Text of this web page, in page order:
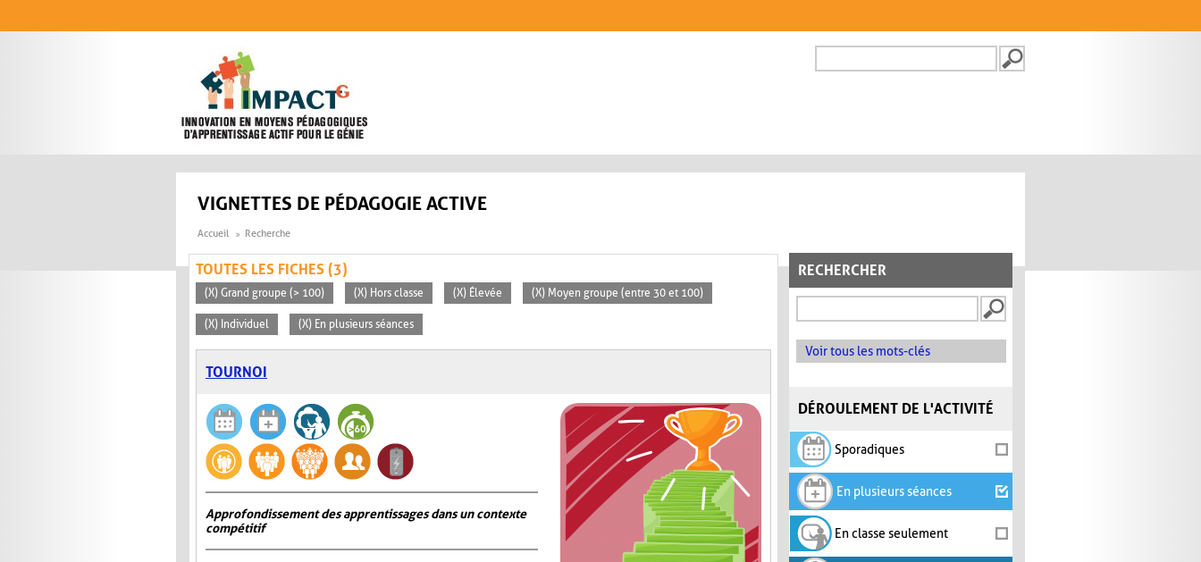
FORMULAIRE DE
VIGNETTES DE PÉDAGOGIE ACTIVE
Accueil Recherche
RECHERCHER
Voir tous les mots-clés
DÉROULEMENT DE L'ACTIVITÉ
Sporadiques
En plusieurs séances
En classe seulement
TOUTES LES FICHES (3)
(X) Grand groupe (> 100) (X) Hors classe (X) Élevée (X) Moyen groupe (entre 30 et 100)
(X) Individuel (X) En plusieurs séances
TOURNOI
Approfondissement des apprentissages dans un contexte
compétitif